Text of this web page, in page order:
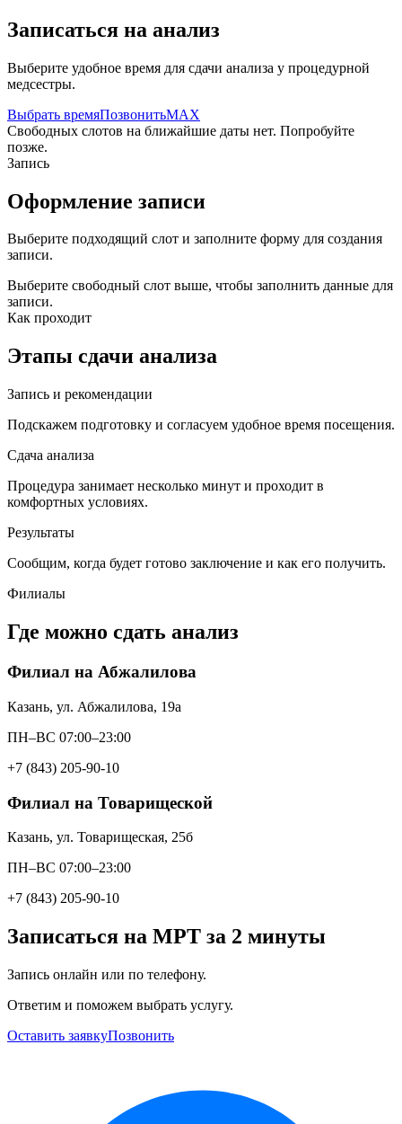
Записаться на анализ
Выберите удобное время для сдачи анализа у процедурной
медсестры.
Выбрать времяПозвонитьMAX
Свободных слотов на ближайшие даты нет. Попробуйте
позже.
Запись
Оформление записи
Выберите подходящий слот и заполните форму для создания
записи.
Выберите свободный слот выше, чтобы заполнить данные для
записи.
Как проходит
Этапы сдачи анализа
Запись и рекомендации
Подскажем подготовку и согласуем удобное время посещения.
Сдача анализа
Процедура занимает несколько минут и проходит в
комфортных условиях.
Результаты
Сообщим, когда будет готово заключение и как его получить.
Филиалы
Где можно сдать анализ
Филиал на Абжалилова
Казань, ул. Абжалилова, 19а
ПН–ВС 07:00–23:00
+7 (843) 205-90-10
Филиал на Товарищеской
Казань, ул. Товарищеская, 25б
ПН–ВС 07:00–23:00
+7 (843) 205-90-10
Записаться на МРТ за 2 минуты
Запись онлайн или по телефону.
Ответим и поможем выбрать услугу.
Оставить заявкуПозвонить